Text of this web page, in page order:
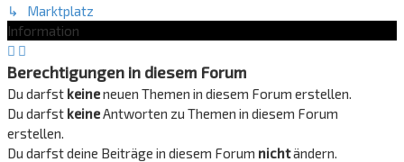
↳ Marktplatz
Information
Berechtigungen in diesem Forum
Du darfst keineneuen Themen in diesem Forum erstellen.
Du darfst keineAntworten zu Themen in diesem Forum
erstellen.
Du darfst deine Beiträge in diesem Forum nichtändern.